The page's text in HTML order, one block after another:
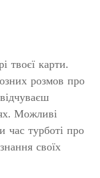
твоєї карти.
розмов про
Можливі
час турботі про
своїх